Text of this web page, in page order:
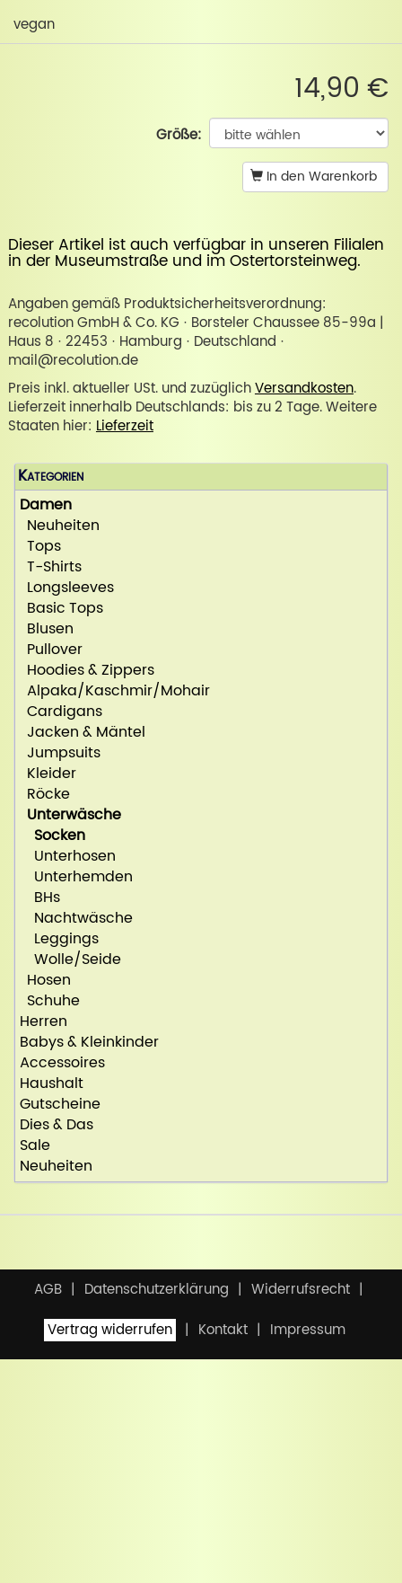
vegan
14,90 €
Größe:
In den Warenkorb
Dieser Artikel ist auch verfügbar in unseren Filialen
in der Museumstraßeund imOstertorsteinweg.
Angaben gemäß Produktsicherheitsverordnung:
recolution GmbH & Co. KG · Borsteler Chaussee 85-99a |
Haus 8 · 22453 · Hamburg · Deutschland ·
mail@recolution.de
Preis inkl. aktueller USt. und zuzüglichVersandkosten.
Lieferzeit innerhalb Deutschlands: bis zu 2 Tage. Weitere
Staaten hier: Lieferzeit
Kategorien
Damen
Neuheiten
Tops
T-Shirts
Longsleeves
Basic Tops
Blusen
Pullover
Hoodies & Zippers
Alpaka/Kaschmir/Mohair
Cardigans
Jacken & Mäntel
Jumpsuits
Kleider
Röcke
Unterwäsche
Socken
Unterhosen
Unterhemden
BHs
Nachtwäsche
Leggings
Wolle/Seide
Hosen
Schuhe
Herren
Babys & Kleinkinder
Accessoires
Haushalt
Gutscheine
Dies & Das
Sale
Neuheiten
AGB Datenschutzerklärung
Widerrufsrecht
Vertrag widerrufen
Kontakt Impressum